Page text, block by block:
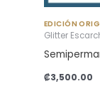
EDICIÓN
Glitter
₡3,500.00